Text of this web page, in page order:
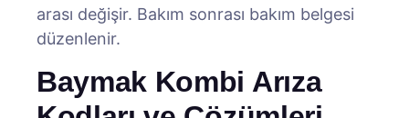
arası değişir. Bakım sonrası bakım belgesi
düzenlenir.
Baymak Kombi Arıza